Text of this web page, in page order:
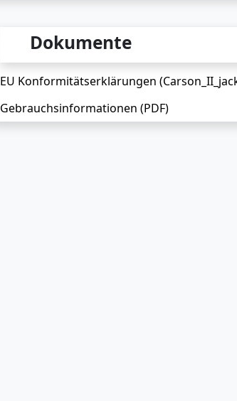
Dokumente
EU Konformitätserklärungen
Gebrauchsinformationen (PDF)